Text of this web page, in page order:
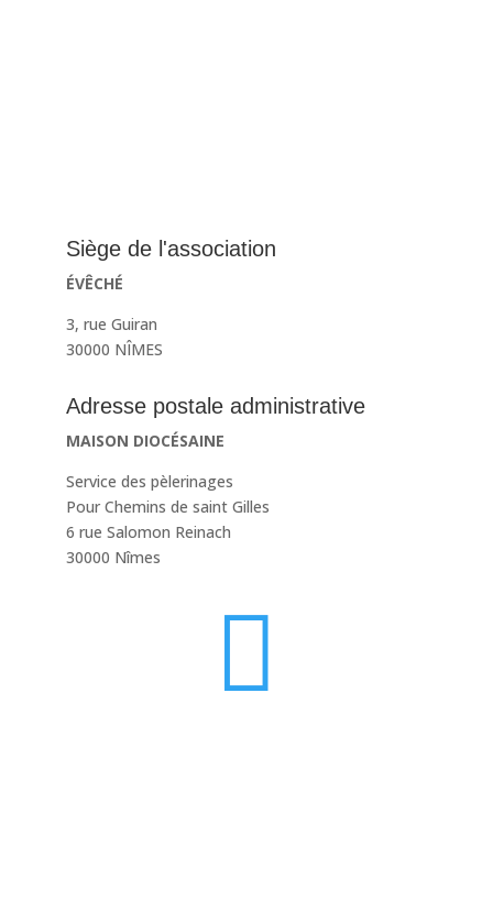
Siège de l'association
ÉVÊCHÉ
3, rue Guiran
30000 NÎMES
Adresse postale administrative
MAISON DIOCÉSAINE
Service des pèlerinages
Pour Chemins de saint Gilles
6 rue Salomon Reinach
30000 Nîmes
